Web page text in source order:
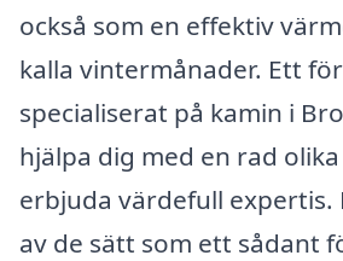
också som en effektiv
kalla vintermånader. Ett
specialiserat på kamin i
hjälpa dig med en rad
erbjuda värdefull expertis.
av de sätt som ett sådant